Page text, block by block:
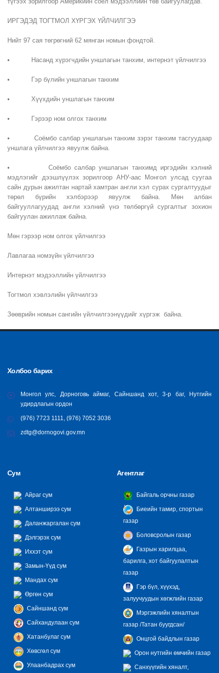
ИРГЭДЭД ТОГТМОЛ ХҮРГЭХ ҮЙЛЧИЛГЭЭ
Нийт 97 сая төгрөгний 62 мянган номын фондтой.
• Насанд хүрэгчдийн уншлагын танхим, интернэт үйлчилгээ
• Гэр бүлийн уншлагын танхим
• Хүүхдийн уншлагын танхим
• Гэрээр ном олгох танхим
• Соёмбо салбар уншлагын танхим зэрэг танхим тасгуудаар
уншлага үйлчилгээ явуулж байна.
• Соёмбо салбар уншлагын танхимд иргэдийн хэлний
мэдлэгийг дээшлүүлэх зорилгоор АНУ-аас Монгол улсад суугаа
сайн дурын ажилтан нартай хамтран англи хэл сурах сургалтуудыг
төрөл бүрийн хэлбэрээр явуулж байна. Мөн албан
байгууллагуудад англи хэлний үнэ төлбөргүй сургалтыг зохион
байгуулан ажиллаж байна.
Мөн гэрээр ном олгох үйлчилгээ
Лавлагаа номзүйн үйлчилгээ
Интернэт мэдээллийн үйлчилгээ
Тогтмол хэвлэлийн үйлчилгээ
Зөөврийн номын сангийн үйлчилгээнүүдийг хүргэж байна.
Холбоо барих
Монгол улс, Дорноговь аймаг, Сайншанд хот, 3-р баг, Нутгийн
удирдлагын ордон
(976) 7723 1111, (976) 7052 3036
zdtg@dornogovi.gov.mn
Сум
Айраг сум
Алтанширээ сум
Даланжаргалан сум
Дэлгэрэх сум
Иххэт сум
Замын-Үүд сум
Мандах сум
Өргөн сум
Сайншанд сум
Сайхандулаан сум
Хатанбулаг сум
Хөвсгөл сум
Улаанбадрах сум
Агентлаг
Байгаль орчны газар
Биеийн тамир, спортын
газар
Боловсролын газар
Газрын харилцаа,
барилга, хот байгуулалтын
газар
Гэр бүл, хүүхэд,
залуучуудын хөгжлийн газар
Мэргэжлийн хяналтын
газар /Татан буугдсан/
Онцгой байдлын газар
Орон нутгийн өмчийн газар
Санхүүгийн хяналт,